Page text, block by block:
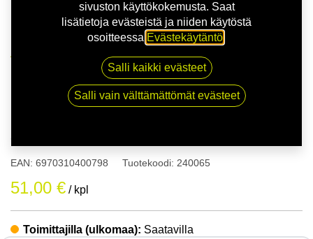
155/70R13 75T FORTUNE FSR-801
155/70R13 75T FORTUNE FSR-
EAN: 6970310400798 Tuotekoodi: 240065
51,00 € / kpl
Toimittajilla (ulkomaa): Saatavilla
sivuston käyttökokemusta. Saat
lisätietoja evästeistä ja niiden käytöstä
osoitteessa Evästekäytäntö
Salli kaikki evästeet
Salli vain välttämättömät evästeet